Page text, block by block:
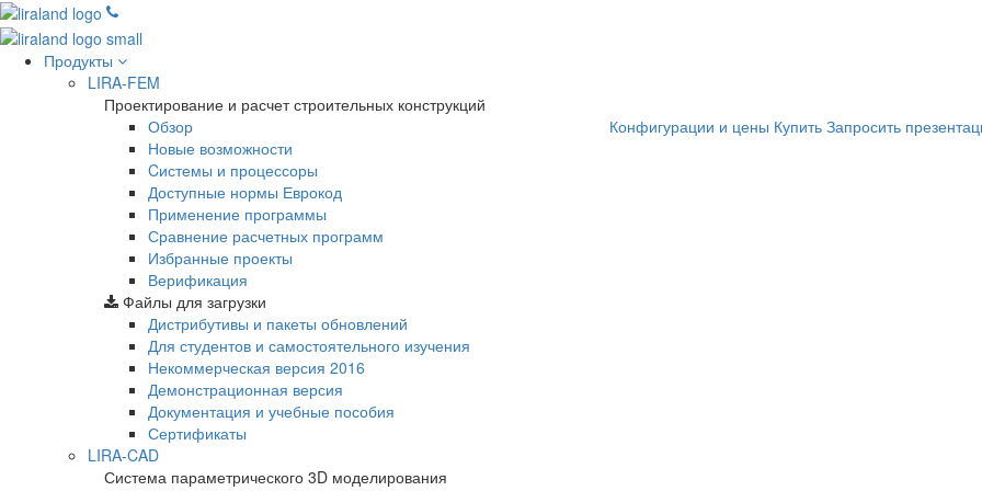
Продукты
LIRA-FEM
Проектирование и расчет строительных конструкций
Обзор
Новые возможности
Cистемы и процессоры
Доступные нормы Еврокод
Применение программы
Сравнение расчетных программ
Избранные проекты
Верификация
Конфигурации и цены Купить Запросить
Файлы для загрузки
Дистрибутивы и пакеты обновлений
Для студентов и самостоятельного изучения
Некоммерческая версия 2016
Демонстрационная версия
Документация и учебные пособия
Сертификаты
LIRA-CAD
Система параметрического 3D моделирования